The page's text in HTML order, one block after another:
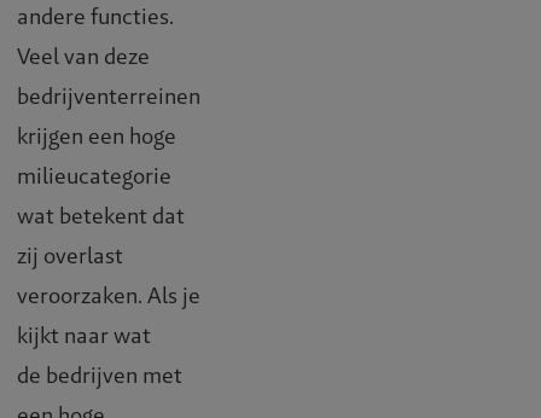
andere functies.
Veel van deze
bedrijventerreinen
krijgen een hoge
milieucategorie
wat betekent dat
zij overlast
veroorzaken. Als je
kijkt naar wat
de bedrijven met